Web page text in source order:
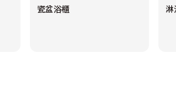
瓷盆浴櫃